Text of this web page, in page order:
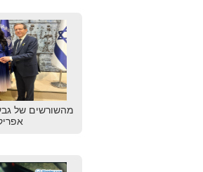
מהשורשים של